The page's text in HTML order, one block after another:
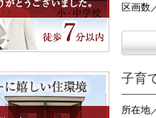
区画数
子育
所在地